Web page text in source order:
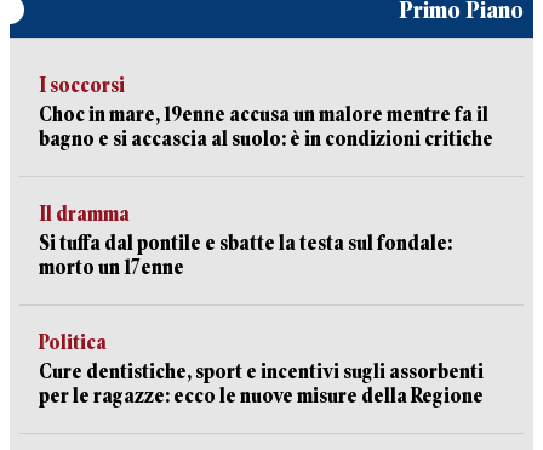
Primo Piano
I soccorsi
Choc in mare, 19enne accusa un malore mentre fa il
bagno e si accascia al suolo: è in condizioni critiche
Il dramma
Si tuffa dal pontile e sbatte la testa sul fondale:
morto un 17enne
Politica
Cure dentistiche, sport e incentivi sugli assorbenti
per le ragazze: ecco le nuove misure della Regione